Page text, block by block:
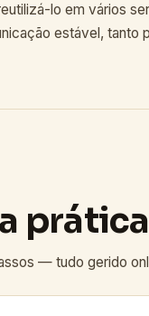
lo em vários
estável, tanto
prática
— tudo gerido